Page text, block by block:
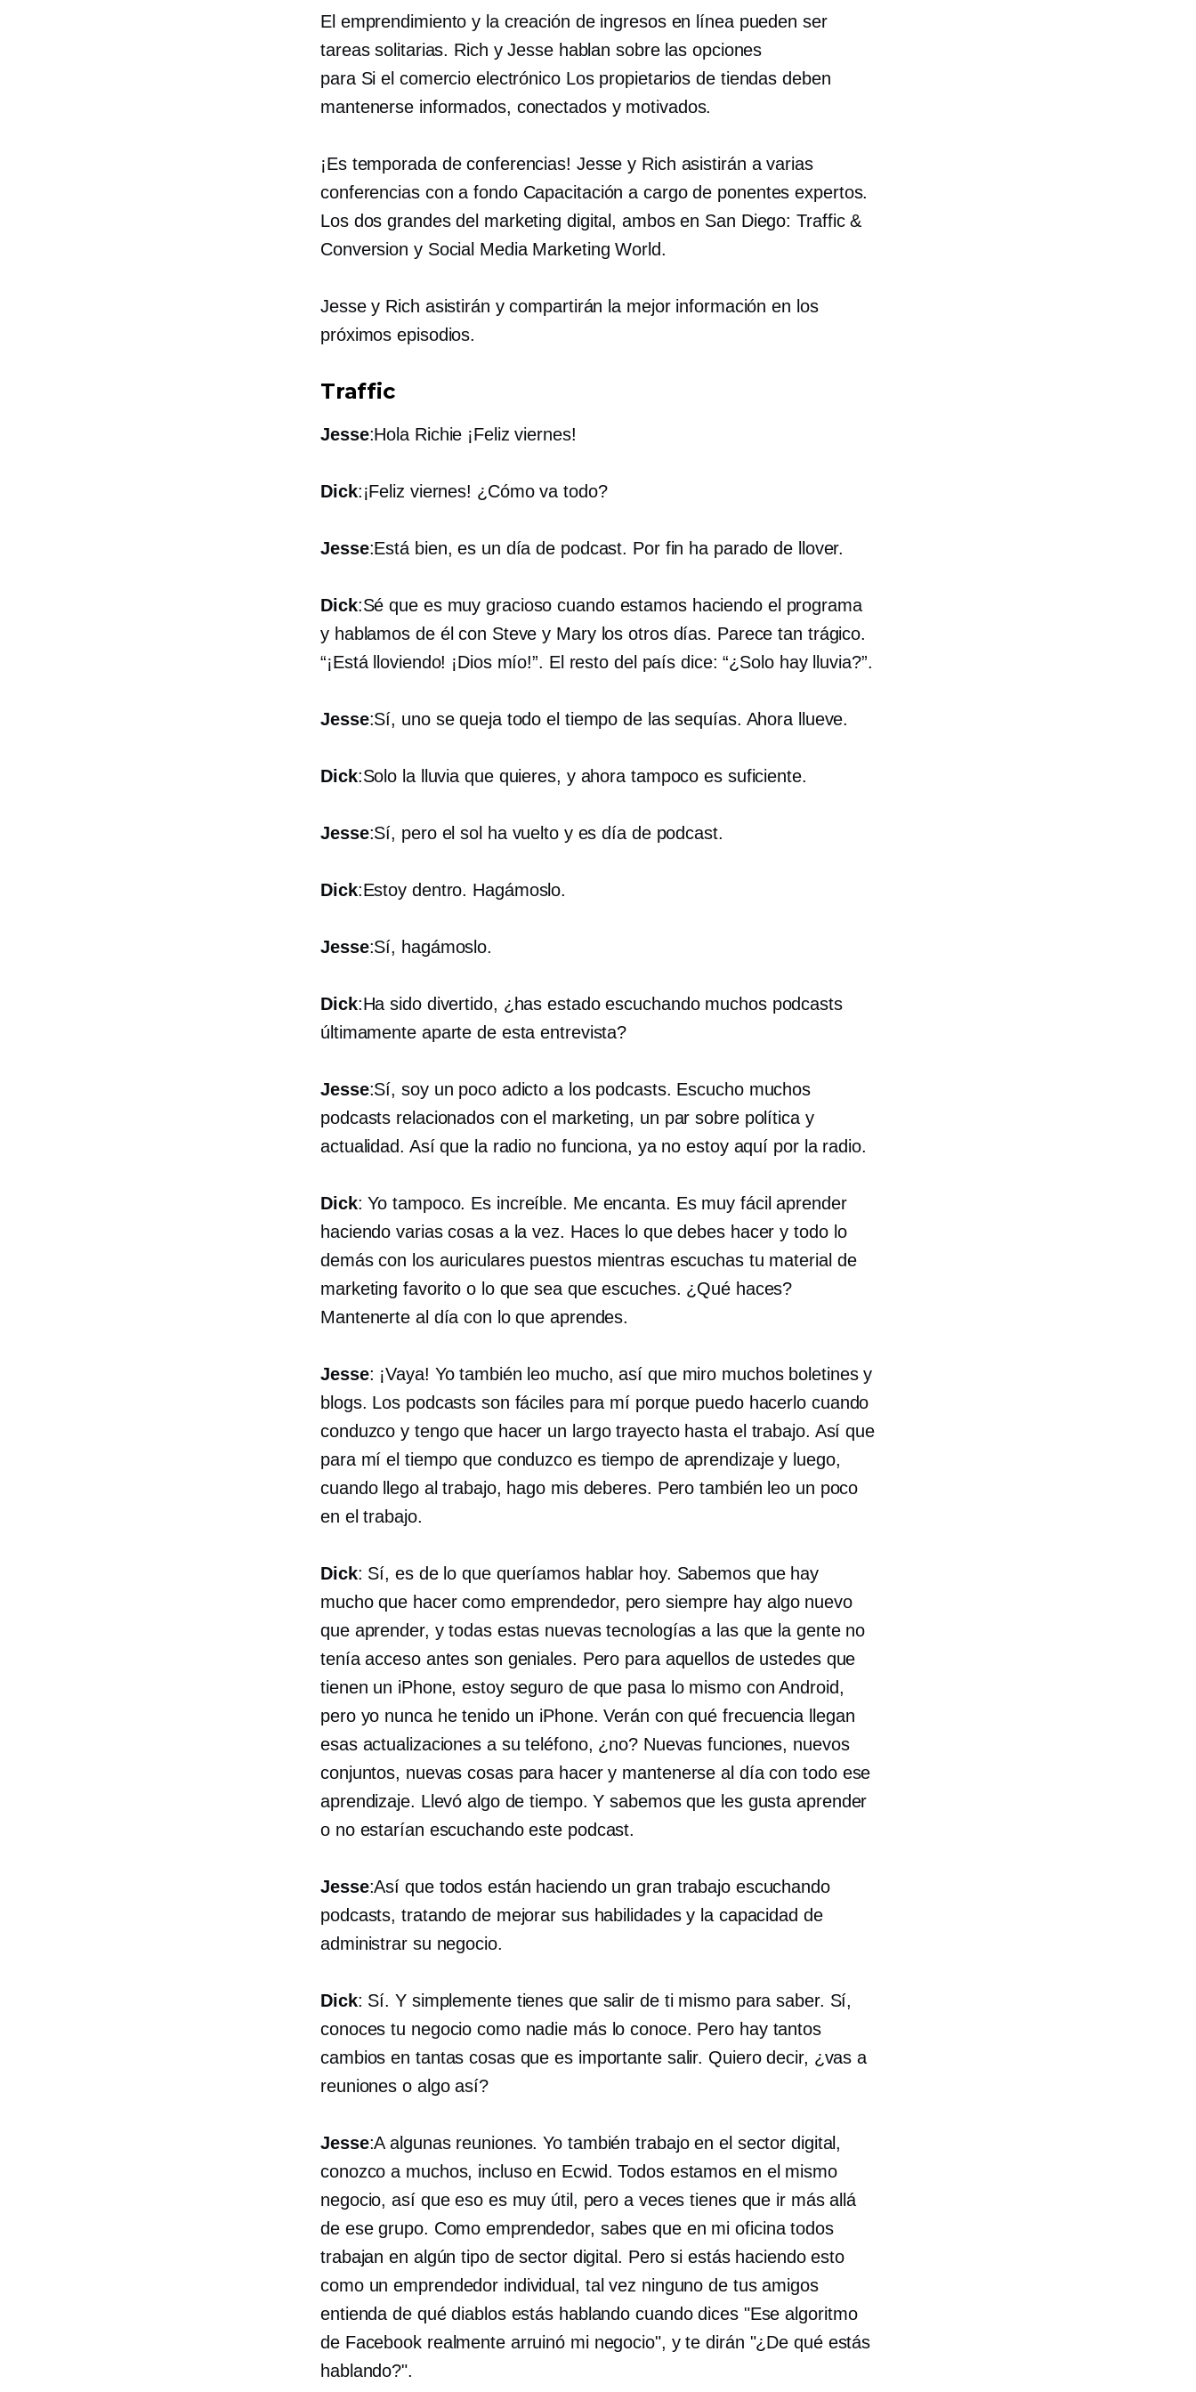
El emprendimiento y la creación de ingresos en línea pueden ser
tareas solitarias. Rich y Jesse hablan sobre las opciones
para Si el comercio electrónicoLos propietarios de tiendas deben
mantenerse informados, conectados y motivados.
¡Es temporada de conferencias! Jesse y Rich asistirán a varias
conferencias cona fondoCapacitación a cargo de ponentes expertos.
Los dos grandes del marketing digital, ambos en San Diego: Traffic &
Conversion y Social Media Marketing World.
Jesse y Rich asistirán y compartirán la mejor información en los
próximos episodios.
Traffic
Jesse:Hola Richie ¡Feliz viernes!
Dick:¡Feliz viernes! ¿Cómo va todo?
Jesse:Está bien, es un día de podcast. Por fin ha parado de llover.
Dick:Sé que es muy gracioso cuando estamos haciendo el programa
y hablamos de él con Steve y Mary los otros días. Parece tan trágico.
“¡Está lloviendo! ¡Dios mío!”. El resto del país dice: “¿Solo hay lluvia?”.
Jesse:Sí, uno se queja todo el tiempo de las sequías. Ahora llueve.
Dick:Solo la lluvia que quieres, y ahora tampoco es suficiente.
Jesse:Sí, pero el sol ha vuelto y es día de podcast.
Dick:Estoy dentro. Hagámoslo.
Jesse:Sí, hagámoslo.
Dick:Ha sido divertido, ¿has estado escuchando muchos podcasts
últimamente aparte de esta entrevista?
Jesse:Sí, soy un poco adicto a los podcasts. Escucho muchos
podcasts relacionados con el marketing, un par sobre política y
actualidad. Así que la radio no funciona, ya no estoy aquí por la radio.
Dick: Yo tampoco. Es increíble. Me encanta. Es muy fácil aprender
haciendo varias cosas a la vez. Haces lo que debes hacer y todo lo
demás con los auriculares puestos mientras escuchas tu material de
marketing favorito o lo que sea que escuches. ¿Qué haces?
Mantenerte al día con lo que aprendes.
Jesse: ¡Vaya! Yo también leo mucho, así que miro muchos boletines y
blogs. Los podcasts son fáciles para mí porque puedo hacerlo cuando
conduzco y tengo que hacer un largo trayecto hasta el trabajo. Así que
para mí el tiempo que conduzco es tiempo de aprendizaje y luego,
cuando llego al trabajo, hago mis deberes. Pero también leo un poco
en el trabajo.
Dick: Sí, es de lo que queríamos hablar hoy. Sabemos que hay
mucho que hacer como emprendedor, pero siempre hay algo nuevo
que aprender, y todas estas nuevas tecnologías a las que la gente no
tenía acceso antes son geniales. Pero para aquellos de ustedes que
tienen un iPhone, estoy seguro de que pasa lo mismo con Android,
pero yo nunca he tenido un iPhone. Verán con qué frecuencia llegan
esas actualizaciones a su teléfono, ¿no? Nuevas funciones, nuevos
conjuntos, nuevas cosas para hacer y mantenerse al día con todo ese
aprendizaje. Llevó algo de tiempo. Y sabemos que les gusta aprender
o no estarían escuchando este podcast.
Jesse:Así que todos están haciendo un gran trabajo escuchando
podcasts, tratando de mejorar sus habilidades y la capacidad de
administrar su negocio.
Dick: Sí. Y simplemente tienes que salir de ti mismo para saber. Sí,
conoces tu negocio como nadie más lo conoce. Pero hay tantos
cambios en tantas cosas que es importante salir. Quiero decir, ¿vas a
reuniones o algo así?
Jesse:A algunas reuniones. Yo también trabajo en el sector digital,
conozco a muchos, incluso en Ecwid. Todos estamos en el mismo
negocio, así que eso es muy útil, pero a veces tienes que ir más allá
de ese grupo. Como emprendedor, sabes que en mi oficina todos
trabajan en algún tipo de sector digital. Pero si estás haciendo esto
como un emprendedor individual, tal vez ninguno de tus amigos
entienda de qué diablos estás hablando cuando dices "Ese algoritmo
de Facebook realmente arruinó mi negocio", y te dirán "¿De qué estás
hablando?".